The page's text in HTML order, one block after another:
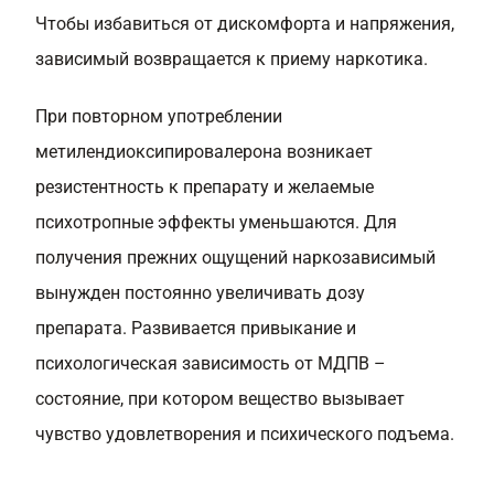
Чтобы избавиться от дискомфорта и напряжения,
зависимый возвращается к приему наркотика.
При повторном употреблении
метилендиоксипировалерона возникает
резистентность к препарату и желаемые
психотропные эффекты уменьшаются. Для
получения прежних ощущений наркозависимый
вынужден постоянно увеличивать дозу
препарата. Развивается привыкание и
психологическая зависимость от МДПВ –
состояние, при котором вещество вызывает
чувство удовлетворения и психического подъема.